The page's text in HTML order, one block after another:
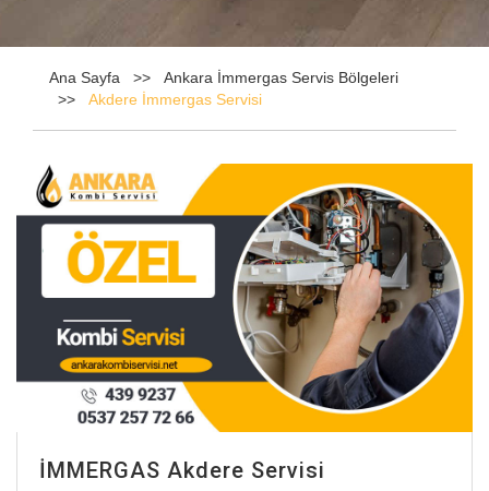
Ana Sayfa
Ankara İmmergas Servis Bölgeleri
Akdere İmmergas Servisi
İMMERGAS Akdere Servisi